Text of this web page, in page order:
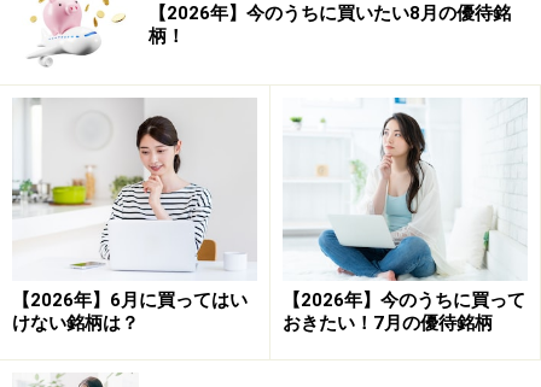
勝ち数：46,692回
負け数：34,790回
引き分け数：1,669回
【2026年】今のうちに買いたい8月の優待銘
柄！
【2026年】6月に買ってはい
けない銘柄は？
【2026年】今のうちに買って
おきたい！7月の優待銘柄